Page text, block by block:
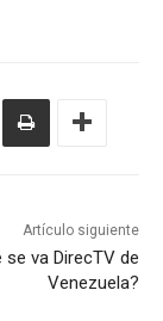
Artículo siguiente
se va DirecTV de
Venezuela?